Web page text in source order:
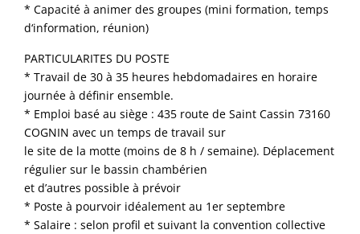
* Capacité à animer des groupes (mini formation, temps
d‘information, réunion)
PARTICULARITES DU POSTE
* Travail de 30 à 35 heures hebdomadaires en horaire
journée à définir ensemble.
* Emploi basé au siège : 435 route de Saint Cassin 73160
COGNIN avec un temps de travail sur
le site de la motte (moins de 8 h / semaine). Déplacement
régulier sur le bassin chambérien
et d’autres possible à prévoir
* Poste à pourvoir idéalement au 1er septembre
* Salaire : selon profil et suivant la convention collective